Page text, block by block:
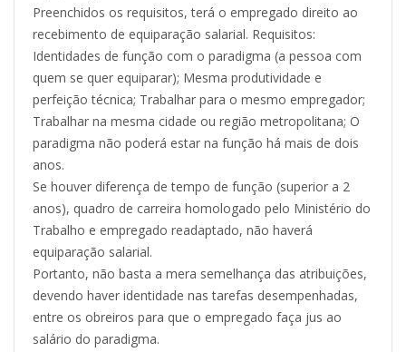
Preenchidos os requisitos, terá o empregado direito ao
recebimento de equiparação salarial. Requisitos:
Identidades de função com o paradigma (a pessoa com
quem se quer equiparar); Mesma produtividade e
perfeição técnica; Trabalhar para o mesmo empregador;
Trabalhar na mesma cidade ou região metropolitana; O
paradigma não poderá estar na função há mais de dois
anos.
Se houver diferença de tempo de função (superior a 2
anos), quadro de carreira homologado pelo Ministério do
Trabalho e empregado readaptado, não haverá
equiparação salarial.
Portanto, não basta a mera semelhança das atribuições,
devendo haver identidade nas tarefas desempenhadas,
entre os obreiros para que o empregado faça jus ao
salário do paradigma.